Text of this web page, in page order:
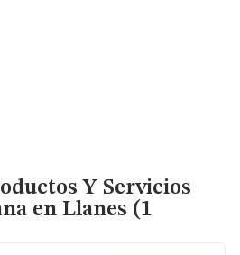
Y Servicios
en Llanes (1